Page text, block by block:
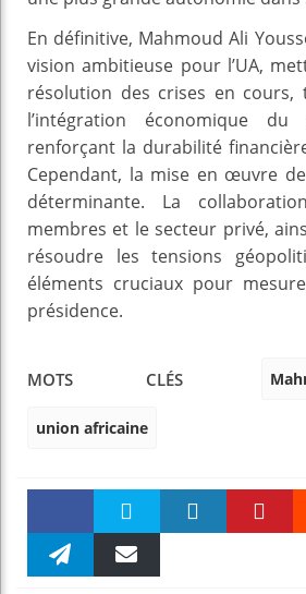
En définitive, Mahmoud Ali
vision ambitieuse pour l’UA,
résolution des crises en cours,
l’intégration économique
renforçant la durabilité
Cependant, la mise en œuvre
déterminante. La
membres et le secteur privé,
résoudre les tensions
éléments cruciaux pour
présidence.
MOTS CLÉS
union africaine
Faceboo Twitter